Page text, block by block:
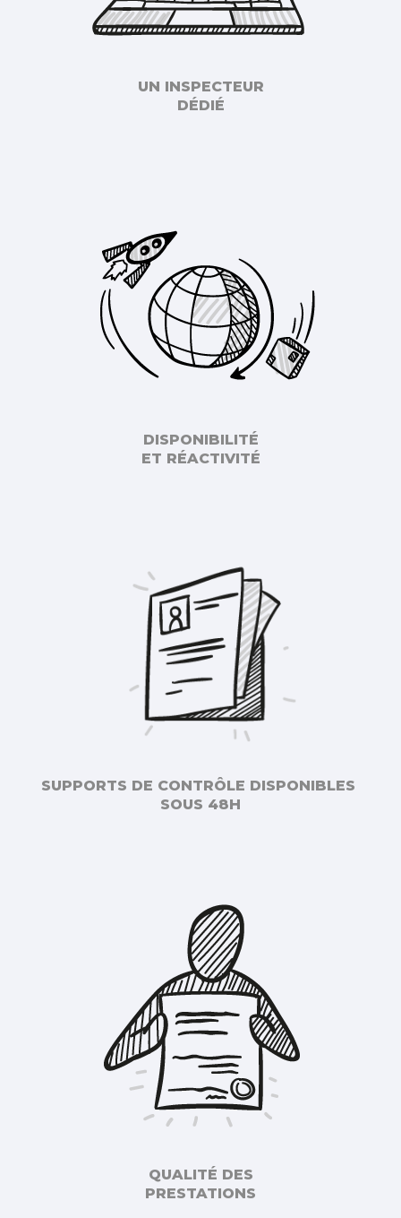
UN INSPECTEUR
DÉDIÉ
DISPONIBILITÉ
ET RÉACTIVITÉ
SUPPORTS DE CONTRÔLE DISPONIBLES
SOUS 48H
QUALITÉ DES
PRESTATIONS